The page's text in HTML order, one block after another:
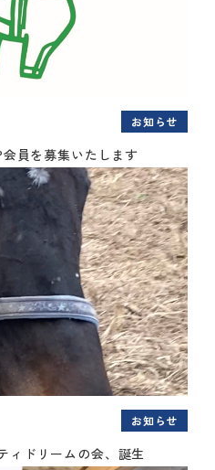
お知らせ
会員を募集いたします
お知らせ
ドリームの会、誕生